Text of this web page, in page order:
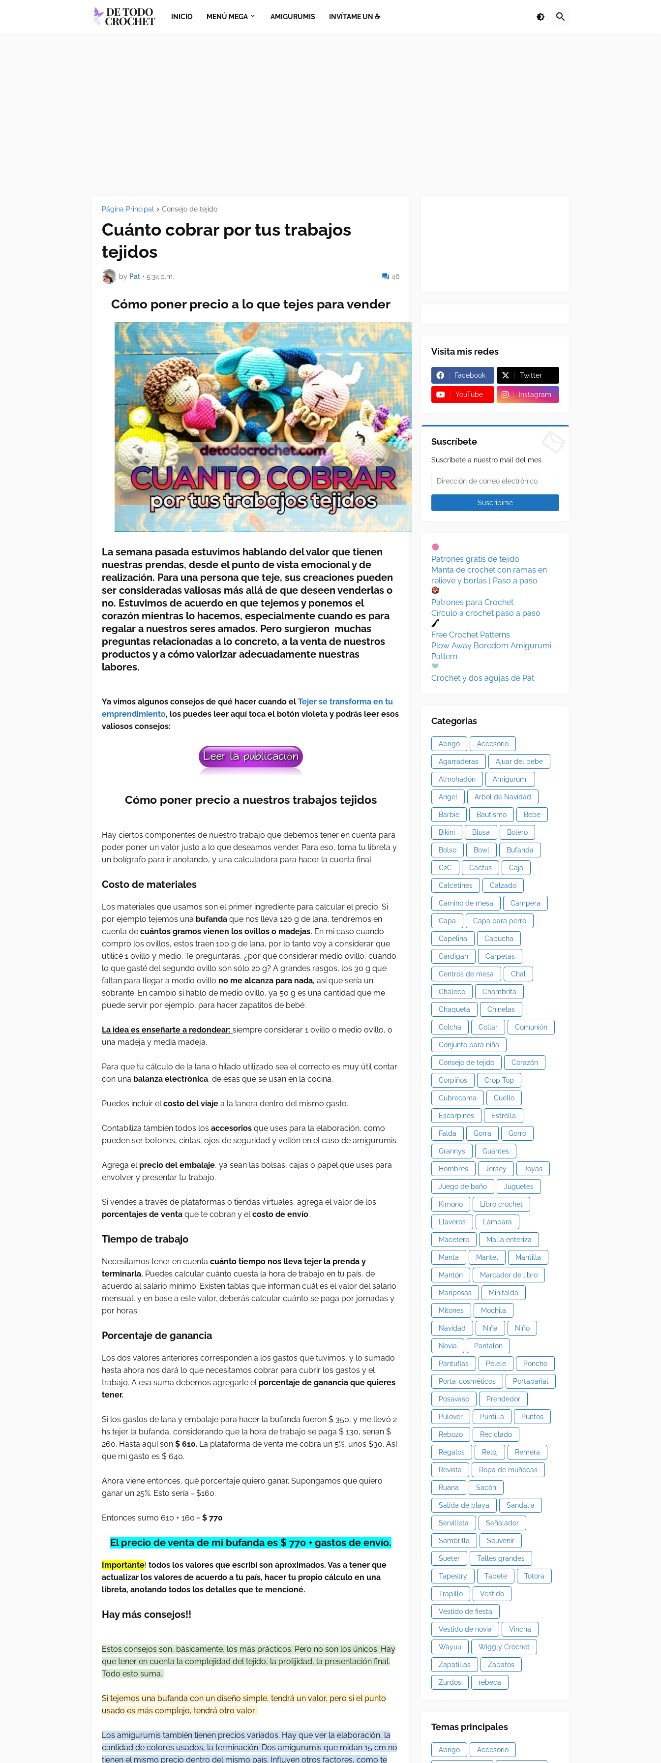
INICIO MENÚ MEGA AMIGURUMIS INVÍTAME UN ☕​
Página Principal Consejo de tejido
Cuánto cobrar por tus trabajos
tejidos
by Pat • 5:34 p.m. 46
Cómo poner precio a lo que tejes para vender
La semana pasada estuvimos hablando del valor que tienen
nuestras prendas, desde el punto de vista emocional y de
realización. Para una persona que teje, sus creaciones pueden
ser consideradas valiosas más allá de que deseen venderlas o
no. Estuvimos de acuerdo en que tejemos y ponemos el
corazón mientras lo hacemos, especialmente cuando es para
regalar a nuestros seres amados. Pero surgieron muchas
preguntas relacionadas a lo concreto, a la venta de nuestros
productos y a cómo valorizar adecuadamente nuestras
labores.
Ya vimos algunos consejos de qué hacer cuando el Tejer se transforma en tu
emprendimiento, los puedes leer aquí toca el botón violeta y podrás leer esos
valiosos consejos:
Cómo poner precio a nuestros trabajos tejidos
Hay ciertos componentes de nuestro trabajo que debemos tener en cuenta para
poder poner un valor justo a lo que deseamos vender. Para eso, toma tu libreta y
un bolígrafo para ir anotando, y una calculadora para hacer la cuenta final.
Costo de materiales
Los materiales que usamos son el primer ingrediente para calcular el precio. Si
por ejemplo tejemos una bufanda que nos lleva 120 g de lana, tendremos en
cuenta de cuántos gramos vienen los ovillos o madejas. En mi caso cuando
compro los ovillos, estos traen 100 g de lana, por lo tanto voy a considerar que
utilicé 1 ovillo y medio. Te preguntarás, ¿por qué considerar medio ovillo, cuando
lo que gasté del segundo ovillo son sólo 20 g? A grandes rasgos, los 30 g que
faltan para llegar a medio ovillo no me alcanza para nada, así que sería un
sobrante. En cambio si hablo de medio ovillo, ya 50 g es una cantidad que me
puede servir por ejemplo, para hacer zapatitos de bebé.
La idea es enseñarte a redondear: siempre considerar 1 ovillo o medio ovillo, o
una madeja y media madeja.
Para que tu cálculo de la lana o hilado utilizado sea el correcto es muy útil contar
con una balanza electrónica, de esas que se usan en la cocina.
Puedes incluir el costo del viaje a la lanera dentro del mismo gasto.
Contabiliza también todos los accesorios que uses para la elaboración, como
pueden ser botones, cintas, ojos de seguridad y vellón en el caso de amigurumis.
Agrega el precio del embalaje, ya sean las bolsas, cajas o papel que uses para
envolver y presentar tu trabajo.
Si vendes a través de plataformas o tiendas virtuales, agrega el valor de los
porcentajes de venta que te cobran y el costo de envío.
Tiempo de trabajo
Necesitamos tener en cuenta cuánto tiempo nos lleva tejer la prenda y
terminarla. Puedes calcular cuánto cuesta la hora de trabajo en tu país, de
acuerdo al salario mínimo. Existen tablas que informan cuál es el valor del salario
mensual, y en base a este valor, deberás calcular cuánto se paga por jornadas y
por horas.
Porcentaje de ganancia
Los dos valores anteriores corresponden a los gastos que tuvimos, y lo sumado
hasta ahora nos dará lo que necesitamos cobrar para cubrir los gastos y el
trabajo. A esa suma debemos agregarle el porcentaje de ganancia que quieres
tener.
Si los gastos de lana y embalaje para hacer la bufanda fueron $ 350, y me llevó 2
hs tejer la bufanda, considerando que la hora de trabajo se paga $ 130, serían $
260. Hasta aquí son $ 610. La plataforma de venta me cobra un 5%, unos $30. Así
que mi gasto es $ 640.
Ahora viene entonces, qué porcentaje quiero ganar. Supongamos que quiero
ganar un 25%. Esto sería = $160.
Entonces sumo 610 + 160 = $ 770
El precio de venta de mi bufanda es $ 770 + gastos de envío.
Importante! todos los valores que escribí son aproximados. Vas a tener que
actualizar los valores de acuerdo a tu país, hacer tu propio cálculo en una
libreta, anotando todos los detalles que te mencioné.
Hay más consejos!!
Estos consejos son, básicamente, los más prácticos. Pero no son los únicos. Hay
que tener en cuenta la complejidad del tejido, la prolijidad, la presentación final.
Todo esto suma.
Si tejemos una bufanda con un diseño simple, tendrá un valor, pero si el punto
usado es más complejo, tendrá otro valor.
Los amigurumis también tienen precios variados. Hay que ver la elaboración, la
cantidad de colores usados, la terminación. Dos amigurumis que midan 15 cm no
tienen el mismo precio dentro del mismo país. Influyen otros factores, como te
Visita mis redes
Facebook Twitter
YouTube Instagram
Suscríbete
Suscríbete a nuestro mail del mes.
Patrones gratis de tejido
Manta de crochet con ramas en
relieve y borlas | Paso a paso
Patrones para Crochet
Círculo a crochet paso a paso
Free Crochet Patterns
Plow Away Boredom Amigurumi
Pattern
Crochet y dos agujas de Pat
Categorias
Abrigo Accesorio
Agarraderas Ajuar del bebe
Almohadón Amigurumi
Angel Arbol de Navidad
Barbie Bautismo Bebe
Bikini Blusa Bolero
Bolso Bowl Bufanda
C2C Cactus Caja
Calcetines Calzado
Camino de mesa Campera
Capa Capa para perro
Capelina Capucha
Cardigan Carpetas
Centros de mesa Chal
Chaleco Chambrita
Chaqueta Chinelas
Colcha Collar Comunión
Conjunto para niña
Consejo de tejido Corazón
Corpiños Crop Top
Cubrecama Cuello
Escarpines Estrella
Falda Gorra Gorro
Grannys Guantes
Hombres Jersey Joyas
Juego de baño Juguetes
Kimono Libro crochet
Llaveros Lámpara
Macetero Malla enteriza
Manta Mantel Mantilla
Mantón Marcador de libro
Mariposas Minifalda
Mitones Mochila
Navidad Niña Niño
Novia Pantalon
Pantuflas Pelele Poncho
Porta-cosméticos Portapañal
Posavaso Prendedor
Pulover Puntilla Puntos
Rebozo Reciclado
Regalos Reloj Remera
Revista Ropa de muñecas
Ruana Sacón
Salida de playa Sandalia
Servilleta Señalador
Sombrilla Souvenir
Sueter Talles grandes
Tapestry Tapete Totora
Trapillo Vestido
Vestido de fiesta
Vestido de novia Vincha
Wayuu Wiggly Crochet
Zapatillas Zapatos
Zurdos rebeca
Temas principales
Abrigo Accesorio